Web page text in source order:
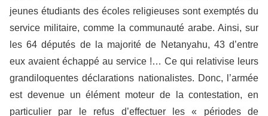
jeunes étudiants des écoles religieuses sont exemptés du
service militaire, comme la communauté arabe. Ainsi, sur
les 64 députés de la majorité de Netanyahu, 43 d’entre
eux avaient échappé au service !… Ce qui relativise leurs
grandiloquentes déclarations nationalistes. Donc, l’armée
est devenue un élément moteur de la contestation, en
particulier par le refus d’effectuer les « périodes de